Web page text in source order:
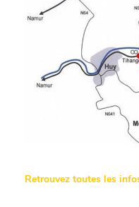
Retrouvez toutes les